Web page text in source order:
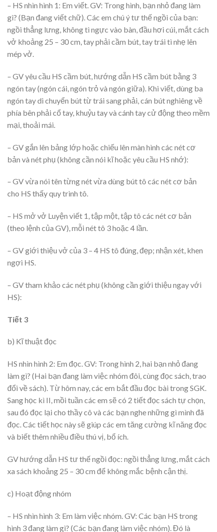
– HS nhìn hình 1: Em viết. GV: Trong hình, bạn nhỏ đang làm
gì? (Bạn đang viết chữ). Các em chú ý tư thế ngồi của bạn:
ngồi thẳng lưng, không tì ngực vào bàn, đầu hơi cúi, mắt cách
vở khoảng 25 – 30 cm, tay phải cầm bút, tay trái tì nhẹ lên
mép vở.
– GV yêu cầu HS cầm bút, hướng dẫn HS cầm bút bằng 3
ngón tay (ngón cái, ngón trỏ và ngón giữa). Khi viết, dùng ba
ngón tay di chuyển bút từ trái sang phải, cán bút nghiêng về
phía bên phải cổ tay, khuỷu tay và cánh tay cử động theo mềm
mại, thoải mái.
– GV gắn lên bảng lớp hoặc chiếu lên màn hình các nét cơ
bản và nét phụ (không cần nói kĩ hoặc yêu cầu HS nhớ):
– GV vừa nói tên từng nét vừa dùng bút tô các nét cơ bản
cho HS thấy quy trình tô.
– HS mở vở Luyện viết 1, tập một, tập tô các nét cơ bản
(theo lệnh của GV), mỗi nét tô 3 hoặc 4 lần.
– GV giới thiệu vở của 3 – 4 HS tô đúng, đẹp; nhận xét, khen
ngợi HS.
– GV tham khảo các nét phụ (không cần giới thiệu ngay với
HS):
Tiết 3
b) Kĩ thuật đọc
HS nhìn hình 2: Em đọc. GV: Trong hình 2, hai bạn nhỏ đang
làm gì? (Hai bạn đang làm việc nhóm đôi, cùng đọc sách, trao
đổi về sách). Từ hôm nay, các em bắt đầu đọc bài trong SGK.
Sang học kì II, mồi tuần các em sẽ có 2 tiết đọc sách tự chọn,
sau đó đọc lại cho thầy cô và các bạn nghe những gì mình đã
đọc. Các tiết học này sẽ giúp các em tăng cường kĩ năng đọc
và biết thêm nhiều điều thú vị, bổ ích.
GV hướng dẫn HS tư thế ngồi đọc: ngồi thẳng lưng, mắt cách
xa sách khoảng 25 – 30 cm để không mắc bệnh cận thị.
c) Hoạt động nhóm
– HS nhìn hình 3: Em làm việc nhóm. GV: Các bạn HS trong
hình 3 đang làm gì? (Các bạn đang làm việc nhóm). Đó là